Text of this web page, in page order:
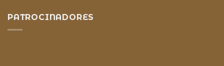
PATROCINADORES